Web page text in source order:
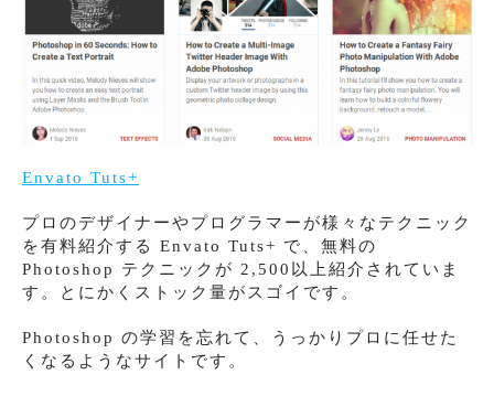
Envato Tuts+
プロのデザイナーやプログラマーが様々なテクニック
を有料紹介する Envato Tuts+ で、無料の
Photoshop テクニックが 2,500以上紹介されていま
す。とにかくストック量がスゴイです。
Photoshop の学習を忘れて、うっかりプロに任せた
くなるようなサイトです。